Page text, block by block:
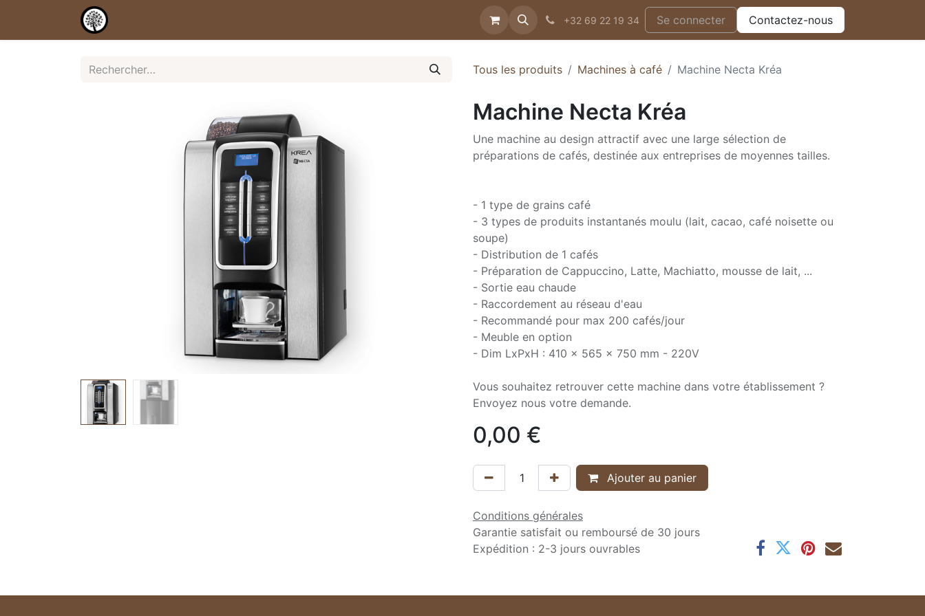
Actualités +32 69 22 19 34 Se connecter Contactez-nous
Tous les produits Machines à café Machine Necta Kréa
Machine Necta Kréa
Une machine au design attractif avec une large sélection de
préparations de cafés, destinée aux entreprises de moyennes tailles.
- 1 type de grains café
- 3 types de produits instantanés moulu (lait, cacao, café noisette ou
soupe)
- Distribution de 1 cafés
- Préparation de Cappuccino, Latte, Machiatto, mousse de lait, ...
- Sortie eau chaude
- Raccordement au réseau d'eau
- Recommandé pour max 200 cafés/jour
- Meuble en option
- Dim LxPxH : 410 x 565 x 750 mm - 220V
Vous souhaitez retrouver cette machine dans votre établissement ?
Envoyez nous votre demande.
0,00 €
Ajouter au panier
Conditions générales
Garantie satisfait ou remboursé de 30 jours
Expédition : 2-3 jours ouvrables